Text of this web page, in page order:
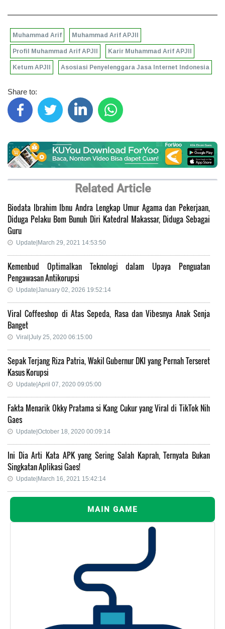
Muhammad Arif Muhammad Arif APJII
Profil Muhammad Arif APJII Karir Muhammad Arif APJII
Ketum APJII Asosiasi Penyelenggara Jasa Internet Indonesia
Share to:
Related Article
Biodata Ibrahim Ibnu Andra Lengkap Umur Agama dan Pekerjaan,
Diduga Pelaku Bom Bunuh Diri Katedral Makassar, Diduga Sebagai
Guru
Update|March 29, 2021 14:53:50
Kemenbud Optimalkan Teknologi dalam Upaya Penguatan
Pengawasan Antikorupsi
Update|January 02, 2026 19:52:14
Viral Coffeeshop di Atas Sepeda, Rasa dan Vibesnya Anak Senja
Banget
Viral|July 25, 2020 06:15:00
Sepak Terjang Riza Patria, Wakil Gubernur DKI yang Pernah Terseret
Kasus Korupsi
Update|April 07, 2020 09:05:00
Fakta Menarik Okky Pratama si Kang Cukur yang Viral di TikTok Nih
Gaes
Update|October 18, 2020 00:09:14
Ini Dia Arti Kata APK yang Sering Salah Kaprah, Ternyata Bukan
Singkatan Aplikasi Gaes!
Update|March 16, 2021 15:42:14
MAIN GAME